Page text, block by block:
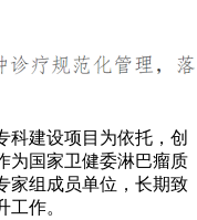
科建设项目为依托，创
为国家卫健委淋巴瘤质
家组成员单位，长期致
作。